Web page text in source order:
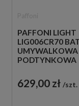
PAFFONI LIGHT
LIG006CR70
UMYWALKOWA
PODTYNKOWA
CHROM
629,00 zł szt.